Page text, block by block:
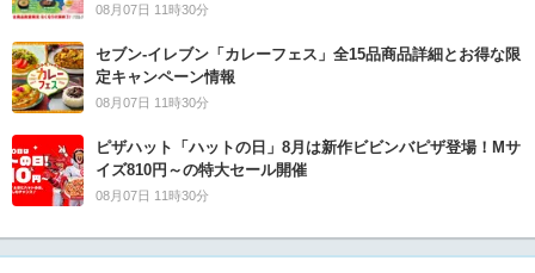
08月07日 11時30分
セブン‐イレブン「カレーフェス」全15品商品詳細とお得な限
定キャンペーン情報
08月07日 11時30分
ピザハット「ハットの日」8月は新作ビビンバピザ登場！Mサ
イズ810円～の特大セール開催
08月07日 11時30分